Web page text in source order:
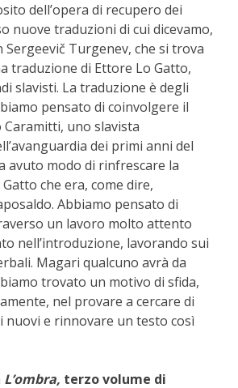
dell’opera di recupero dei
nuove traduzioni di cui dicevamo,
Sergeevič Turgenev, che si trova
traduzione di Ettore Lo Gatto,
slavisti. La traduzione è degli
pensato di coinvolgere il
uno slavista
dei primi anni del
avuto modo di rinfrescare la
che era, come dire,
Abbiamo pensato di
un lavoro molto attento
nell’introduzione, lavorando sui
Magari qualcuno avrà da
trovato un motivo di sfida,
nel provare a cercare di
nuovi e rinnovare un testo così
L’ombra, terzo volume di